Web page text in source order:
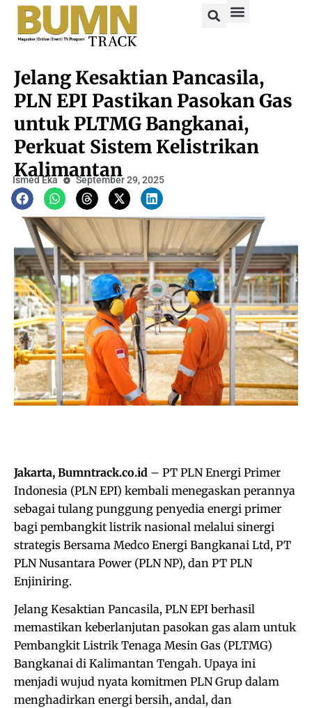
Jelang Kesaktian Pancasila,
PLN EPI Pastikan Pasokan Gas
untuk PLTMG Bangkanai,
Perkuat Sistem Kelistrikan
Kalimantan
Ismed Eka September 29, 2025
Jakarta, Bumntrack.co.id – PT PLN Energi Primer
Indonesia (PLN EPI) kembali menegaskan perannya
sebagai tulang punggung penyedia energi primer
bagi pembangkit listrik nasional melalui sinergi
strategis Bersama Medco Energi Bangkanai Ltd, PT
PLN Nusantara Power (PLN NP), dan PT PLN
Enjiniring.
Jelang Kesaktian Pancasila, PLN EPI berhasil
memastikan keberlanjutan pasokan gas alam untuk
Pembangkit Listrik Tenaga Mesin Gas (PLTMG)
Bangkanai di Kalimantan Tengah. Upaya ini
menjadi wujud nyata komitmen PLN Grup dalam
menghadirkan energi bersih, andal, dan